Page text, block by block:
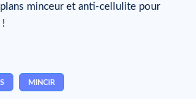
minceur et anti-cellulite pour
MINCIR